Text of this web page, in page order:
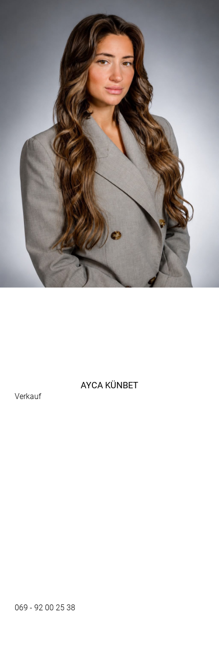
AYCA KÜNBET
Verkauf
069 - 92 00 25 38